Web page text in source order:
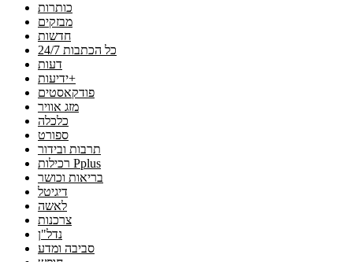
כותרות
מבזקים
חדשות
24/7 כל הכתבות
דעות
ידיעות+
פודקאסטים
מזג אוויר
כלכלה
ספורט
תרבות ובידור
רכילות Pplus
בריאות וכושר
דיגיטל
לאשה
צרכנות
נדל"ן
סביבה ומדע